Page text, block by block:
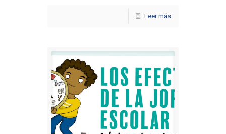
Leer más